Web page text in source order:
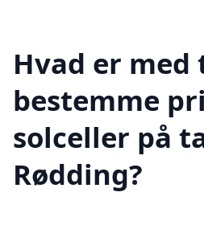
Hvad er
bestemme
solceller på
Rødding?